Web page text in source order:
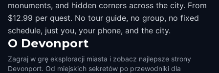
monuments, and hidden corners across the city. From
$12.99 per quest. No tour guide, no group, no fixed
schedule, just you, your phone, and the city.
O Devonport
Zagraj w grę eksploracji miasta i zobacz najlepsze strony
Devonport. Od miejskich sekretów po przewodniki dla